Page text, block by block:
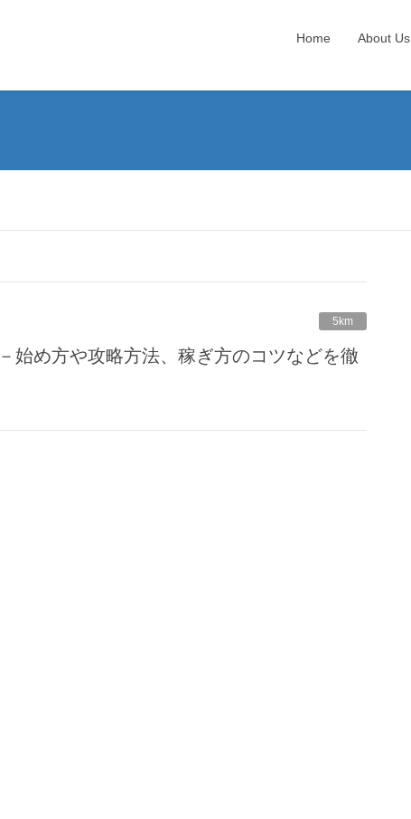
Home About Us
5km
始め方や攻略方法、稼ぎ方のコツなどを徹